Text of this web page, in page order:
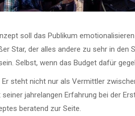
soll das Publikum
Star, der alles andere zu sehr in
Selbst, wenn das Budget dafür
steht nicht nur als Vermittler
jahrelangen Erfahrung bei der
beratend zur Seite.